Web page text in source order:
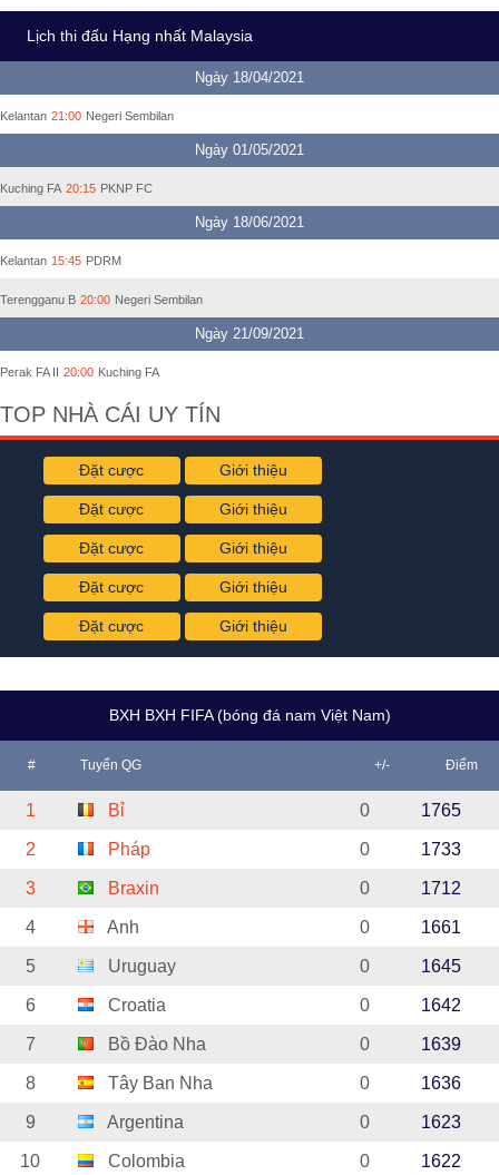
Lịch thi đấu Hạng nhất Malaysia
Ngày 18/04/2021
Kelantan 21:00 Negeri Sembilan
Ngày 01/05/2021
Kuching FA 20:15 PKNP FC
Ngày 18/06/2021
Kelantan 15:45 PDRM
Terengganu B 20:00 Negeri Sembilan
Ngày 21/09/2021
Perak FA II 20:00 Kuching FA
TOP NHÀ CÁI UY TÍN
Đặt cược Giới thiệu
Đặt cược Giới thiệu
Đặt cược Giới thiệu
Đặt cược Giới thiệu
Đặt cược Giới thiệu
BXH BXH FIFA (bóng đá nam Việt Nam)
# Tuyển QG +/- Điểm
1 Bỉ 0 1765
2 Pháp 0 1733
3 Braxin 0 1712
4 Anh 0 1661
5 Uruguay 0 1645
6 Croatia 0 1642
7 Bồ Đào Nha 0 1639
8 Tây Ban Nha 0 1636
9 Argentina 0 1623
10 Colombia 0 1622